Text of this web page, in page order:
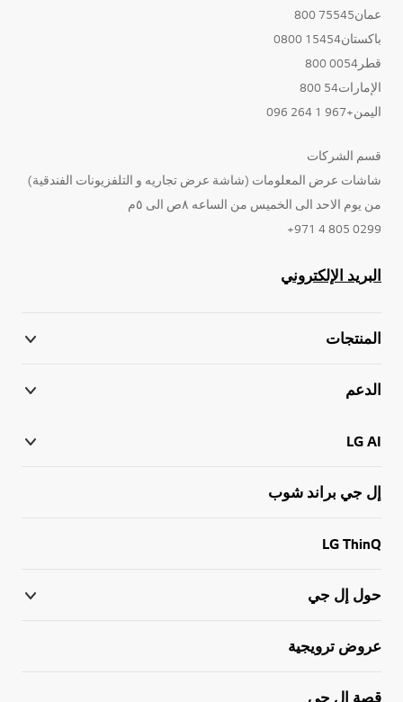
عمان75545 800
باكستان15454 0800
قطر0054 800
الإمارات54 800
اليمن+967 1 264 096
قسم الشركات
شاشات عرض المعلومات (شاشة عرض تجاريه و التلفزيونات الفندقية)
من يوم الاحد الى الخميس من الساعه ٨ص الى ٥م
0299 805 4 971+
البريد الإلكتروني
المنتجات
الدعم
LG AI
إل جي براند شوب
LG ThinQ
حول إل جي
عروض ترويجية
قصة إل جي